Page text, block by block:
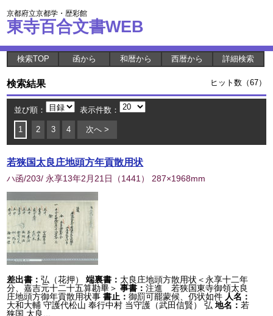
京都府立京都学・歴彩館
東寺百合文書WEB
検索TOP 函から 和暦から 西暦から 詳細検索
検索結果 ヒット数（67）
並び順： 表示件数：
1 2 3 4 次へ >
若狭国太良庄地頭方年貢散用状
ハ函/203/ 永享13年2月21日 （1441 ） 287×1968mm
差出書：弘（花押） 端裏書： 太良庄地頭方散用状＜永享十二年
分、嘉吉元十二十五算勘畢＞ 事書：注進 若狭国東寺御領太良
庄地頭方御年貢散用状事 書止：御罰可罷蒙候、仍状如件 人名：
大和大輔 守護代松山 奉行中村 当守護（武田信賢） 弘 地名：若
狭国 太良...